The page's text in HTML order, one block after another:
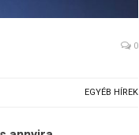
0
EGYÉB HÍREK